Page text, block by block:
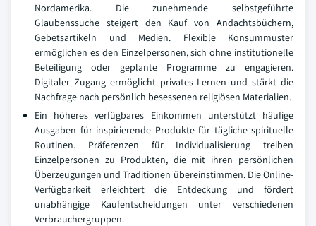
Nordamerika. Die zunehmende selbstgeführte
Glaubenssuche steigert den Kauf von Andachtsbüchern,
Gebetsartikeln und Medien. Flexible Konsummuster
ermöglichen es den Einzelpersonen, sich ohne institutionelle
Beteiligung oder geplante Programme zu engagieren.
Digitaler Zugang ermöglicht privates Lernen und stärkt die
Nachfrage nach persönlich besessenen religiösen Materialien.
Ein höheres verfügbares Einkommen unterstützt häufige
Ausgaben für inspirierende Produkte für tägliche spirituelle
Routinen. Präferenzen für Individualisierung treiben
Einzelpersonen zu Produkten, die mit ihren persönlichen
Überzeugungen und Traditionen übereinstimmen. Die Online-
Verfügbarkeit erleichtert die Entdeckung und fördert
unabhängige Kaufentscheidungen unter verschiedenen
Verbrauchergruppen.